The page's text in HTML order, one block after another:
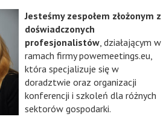
Jesteśmy zespołem złożonym z
doświadczonych
profesjonalistów , działającym w
ramach firmy powemeetings.eu,
która specjalizuje się w
doradztwie oraz organizacji
konferencji i szkoleń dla różnych
sektorów gospodarki.